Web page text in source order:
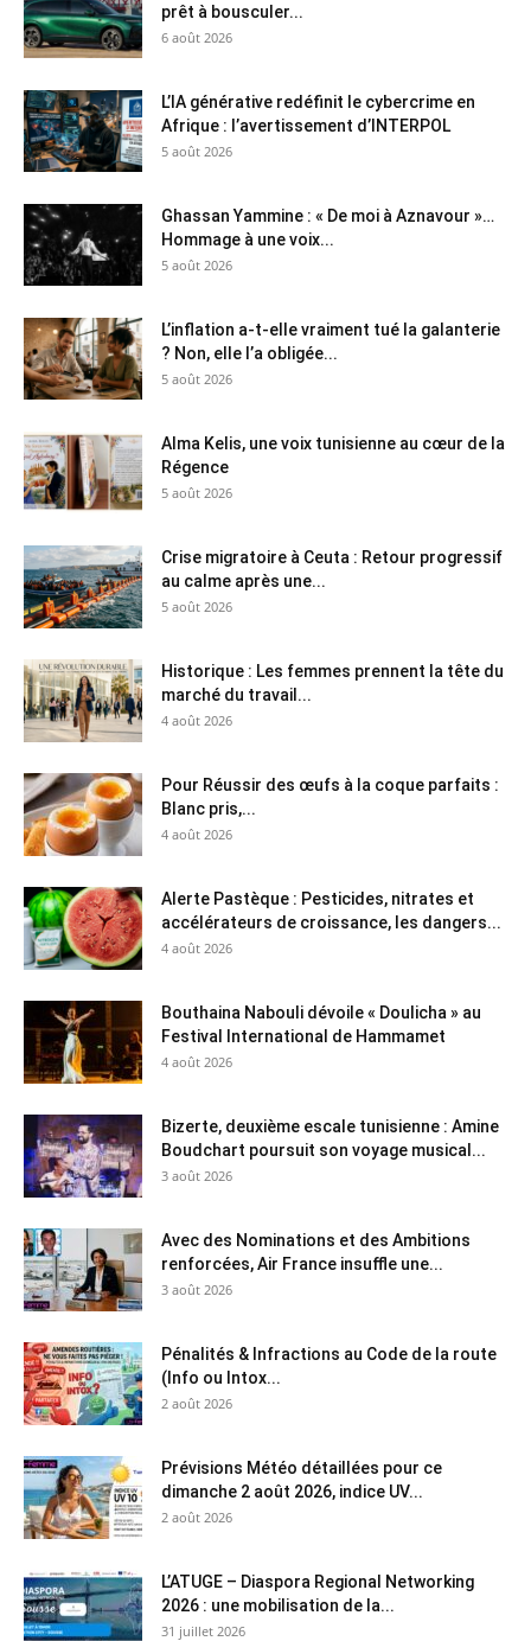
prêt à bousculer...
6 août 2026
L’IA générative redéfinit le cybercrime en
Afrique : l’avertissement d’INTERPOL
5 août 2026
Ghassan Yammine : « De moi à Aznavour »…
Hommage à une voix...
5 août 2026
L’inflation a-t-elle vraiment tué la galanterie
? Non, elle l’a obligée...
5 août 2026
Alma Kelis, une voix tunisienne au cœur de la
Régence
5 août 2026
Crise migratoire à Ceuta : Retour progressif
au calme après une...
5 août 2026
Historique : Les femmes prennent la tête du
marché du travail...
4 août 2026
Pour Réussir des œufs à la coque parfaits :
Blanc pris,...
4 août 2026
Alerte Pastèque : Pesticides, nitrates et
accélérateurs de croissance, les dangers...
4 août 2026
Bouthaina Nabouli dévoile « Doulicha » au
Festival International de Hammamet
4 août 2026
Bizerte, deuxième escale tunisienne : Amine
Boudchart poursuit son voyage musical...
3 août 2026
Avec des Nominations et des Ambitions
renforcées, Air France insuffle une...
3 août 2026
Pénalités & Infractions au Code de la route
(Info ou Intox...
2 août 2026
Prévisions Météo détaillées pour ce
dimanche 2 août 2026, indice UV...
2 août 2026
L’ATUGE – Diaspora Regional Networking
2026 : une mobilisation de la...
31 juillet 2026